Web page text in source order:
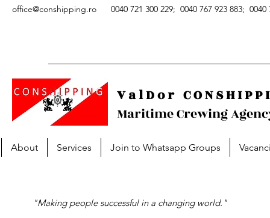
office@conshipping.ro 0040 721 300 229; 0040 767 923 883; 0040
V a l D o r C O N S H I P P
Maritime Crewing
"Making people successful in a changing world."
About Services Join to Whatsapp Groups